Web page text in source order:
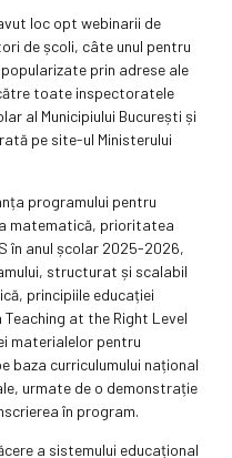
loc opt webinarii de
de școli, câte unul pentru
prin adrese ale
toate inspectoratele
al Municipiului București și
pe site-ul Ministerului
programului pentru
matematică, prioritatea
în anul școlar 2025-2026,
structurat și scalabil
principiile educației
at the Right Level
materialelor pentru
baza curriculumului național
urmate de o demonstrație
în program.
a sistemului educațional